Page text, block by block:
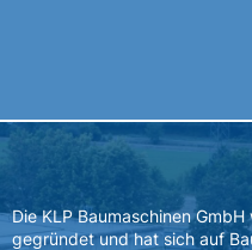
Die KLP Baumaschinen
gegründet und hat sich auf